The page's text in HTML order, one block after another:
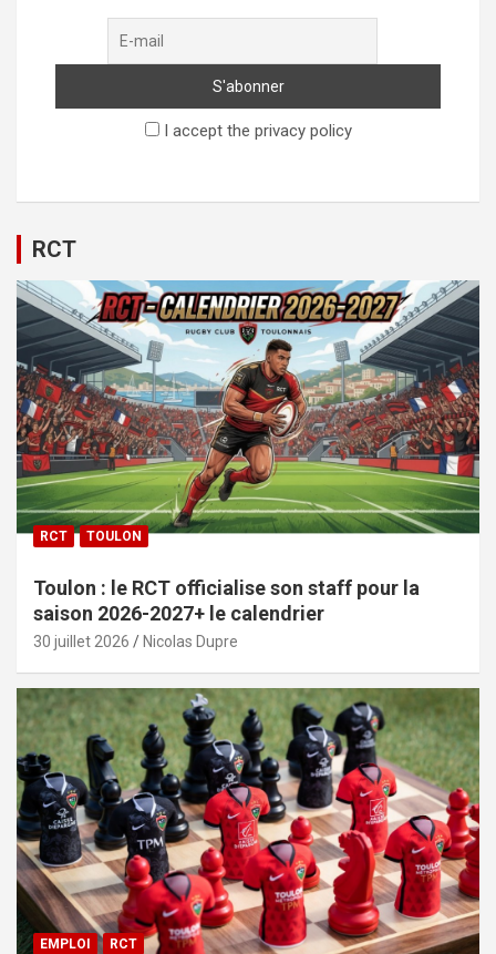
I accept the privacy policy
RCT
RCT TOULON
Toulon : le RCT officialise son staff pour la
saison 2026-2027+ le calendrier
30 juillet 2026 Nicolas Dupre
EMPLOI RCT